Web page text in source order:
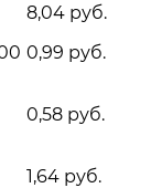
8,04 руб.
0,99 руб.
0,58 руб.
1,64 руб.